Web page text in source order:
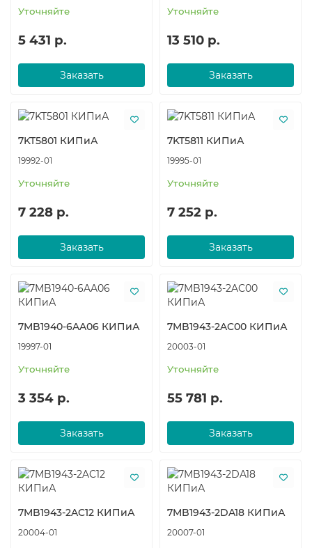
Уточняйте
5 431 р.
Заказать
Уточняйте
13 510 р.
Заказать
7KT5801 КИПиА
19992-01
Уточняйте
7 228 р.
Заказать
7KT5811 КИПиА
19995-01
Уточняйте
7 252 р.
Заказать
7MB1940-6AA06 КИПиА
19997-01
Уточняйте
3 354 р.
Заказать
7MB1943-2AC00 КИПиА
20003-01
Уточняйте
55 781 р.
Заказать
7MB1943-2AC12 КИПиА
20004-01
7MB1943-2DA18 КИПиА
20007-01